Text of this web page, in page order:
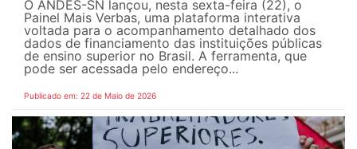
O ANDES-SN lançou, nesta sexta-feira (22), o
Painel Mais Verbas, uma plataforma interativa
voltada para o acompanhamento detalhado dos
dados de financiamento das instituições públicas
de ensino superior no Brasil. A ferramenta, que
pode ser acessada pelo endereço...
Publicado em: 22 de Maio de 2026